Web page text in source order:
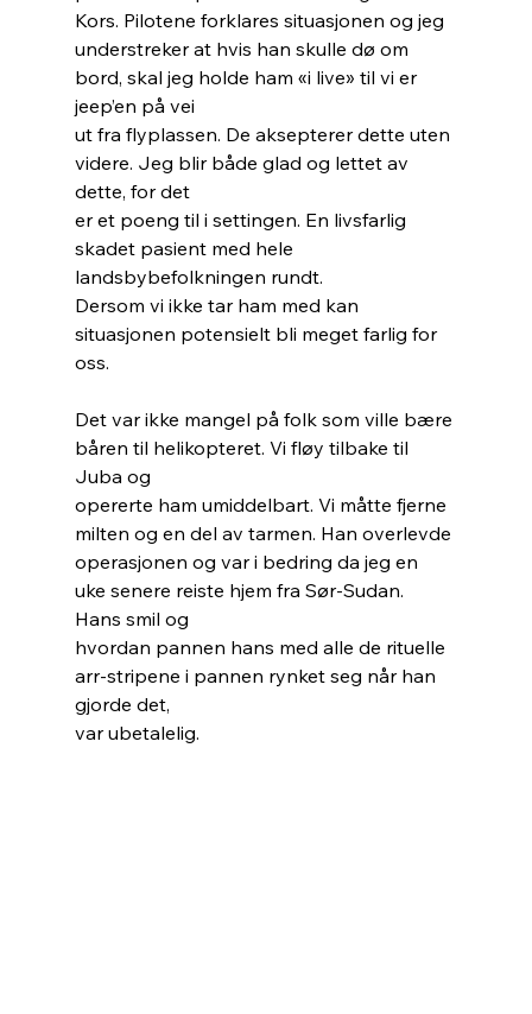
Kors. Pilotene forklares situasjonen og jeg
understreker at hvis han skulle dø om
bord, skal jeg holde ham «i live» til vi er
jeep’en på vei
ut fra flyplassen. De aksepterer dette uten
videre. Jeg blir både glad og lettet av
dette, for det
er et poeng til i settingen. En livsfarlig
skadet pasient med hele
landsbybefolkningen rundt.
Dersom vi ikke tar ham med kan
situasjonen potensielt bli meget farlig for
oss.
Det var ikke mangel på folk som ville bære
båren til helikopteret. Vi fløy tilbake til
Juba og
opererte ham umiddelbart. Vi måtte fjerne
milten og en del av tarmen. Han overlevde
operasjonen og var i bedring da jeg en
uke senere reiste hjem fra Sør-Sudan.
Hans smil og
hvordan pannen hans med alle de rituelle
arr-stripene i pannen rynket seg når han
gjorde det,
var ubetalelig.